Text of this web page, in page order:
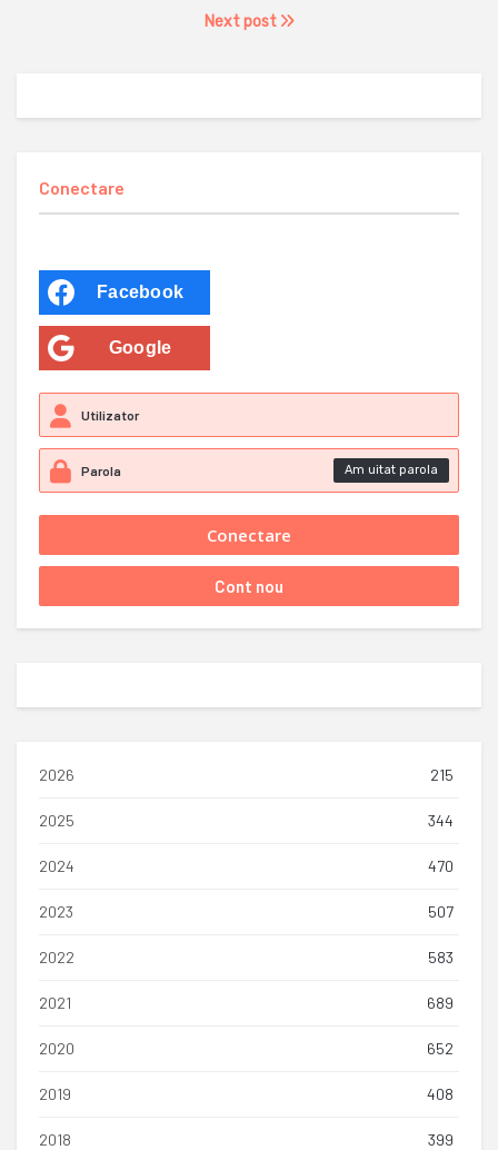
Next post
Conectare
Facebook
Google
Am uitat parola
2026 215
2025 344
2024 470
2023 507
2022 583
2021 689
2020 652
2019 408
2018 399